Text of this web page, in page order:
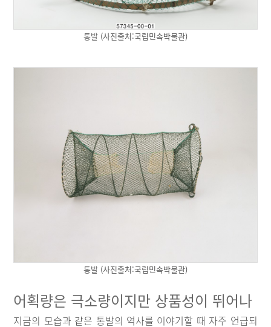
통발 (사진출처:국립민속박물관)
통발 (사진출처:국립민속박물관)
어획량은 극소량이지만 상품성이 뛰어나
지금의 모습과 같은 통발의 역사를 이야기할 때 자주 언급되